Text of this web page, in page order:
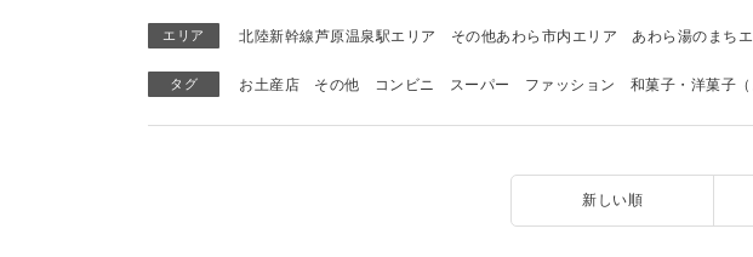
エリア 北陸新幹線芦原温泉駅エリア その他あわら市内エリア あわら湯のまち
タグ お土産店 その他 コンビニ スーパー ファッション 和菓子・洋菓子（
新しい順